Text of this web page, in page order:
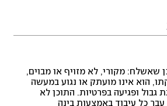
שאשלח: מקורי, לא מזויף או מבוים,
הוא אינו מועתק או נגוע במעשה
גבול ופגיעה בפרטיות. התוכן לא
כל עיבוד באמצעות בינה